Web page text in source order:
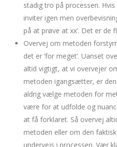
stadig tro på processen. Hvis
inviter igen men
på at prøve at xx’. Det er de
Overvej om metoden
det er ’for meget’. Uanset
altid vigtigt, at vi overvejer
metoden igangsætter, er
aldrig vælge metoden for
være for at udfolde og
at få forklaret. Så overvej
metoden eller om den
undervejs i processen. Vær